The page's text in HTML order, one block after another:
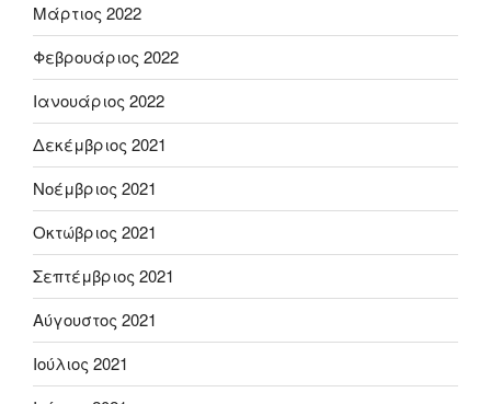
Μάρτιος 2022
Φεβρουάριος 2022
Ιανουάριος 2022
Δεκέμβριος 2021
Νοέμβριος 2021
Οκτώβριος 2021
Σεπτέμβριος 2021
Αύγουστος 2021
Ιούλιος 2021